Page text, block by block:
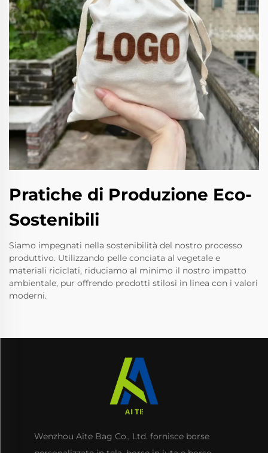
Pratiche di Produzione Eco-
Sostenibili
Siamo impegnati nella sostenibilità del nostro processo
produttivo. Utilizzando pelle conciata al vegetale e
materiali riciclati, riduciamo al minimo il nostro impatto
ambientale, pur offrendo prodotti stilosi in linea con i valori
moderni.
Wenzhou Aite Bag Co., Ltd. fornisce borse